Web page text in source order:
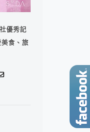
優秀記
食、旅